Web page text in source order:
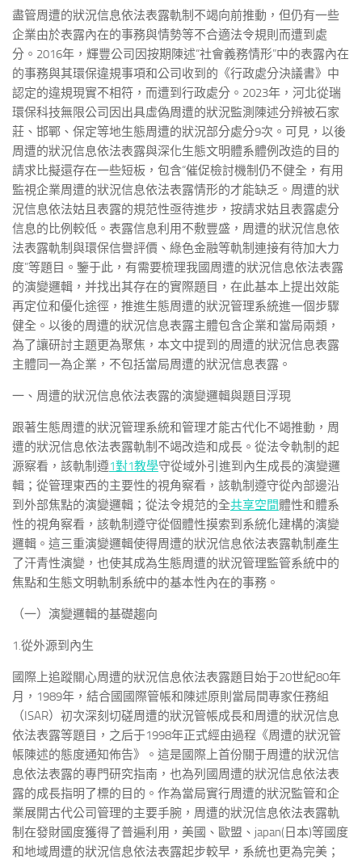
盡管周遭的狀況信息依法表露軌制不竭向前推動，但仍有一些
企業由於表露內在的事務與情勢等不合適法令規則而遭到處
分。2016年，輝豐公司因按期陳述“社會義務情形”中的表露內在
的事務與其環保違規事項和公司收到的《行政處分決議書》中
認定的違規現實不相符，而遭到行政處分。2023年，河北從瑞
環保科技無限公司因出具虛偽周遭的狀況監測陳述分辨被石家
莊、邯鄲、保定等地生態周遭的狀況部分處分9次。可見，以後
周遭的狀況信息依法表露與深化生態文明體系體例改造的目的
請求比擬還存在一些短板，包含“催促檢討機制仍不健全，有用
監視企業周遭的狀況信息依法表露情形的才能缺乏。周遭的狀
況信息依法姑且表露的規范性亟待進步，按請求姑且表露處分
信息的比例較低。表露信息利用不敷豐盛，周遭的狀況信息依
法表露軌制與環保信譽評價、綠色金融等軌制連接有待加大力
度”等題目。鑒于此，有需要梳理我國周遭的狀況信息依法表露
的演變邏輯，并找出其存在的實際題目，在此基本上提出效能
再定位和優化途徑，推進生態周遭的狀況管理系統進一個步驟
健全。以後的周遭的狀況信息表露主體包含企業和當局兩類，
為了讓研討主題更為聚焦，本文中提到的周遭的狀況信息表露
主體同一為企業，不包括當局周遭的狀況信息表露。
一、周遭的狀況信息依法表露的演變邏輯與題目浮現
跟著生態周遭的狀況管理系統和管理才能古代化不竭推動，周
遭的狀況信息依法表露軌制不竭改造和成長。從法令軌制的起
源察看，該軌制遵1對1教學守從域外引進到內生成長的演變邏
輯；從管理東西的主要性的視角察看，該軌制遵守從內部邊沿
到外部焦點的演變邏輯；從法令規范的全共享空間體性和體系
性的視角察看，該軌制遵守從個體性摸索到系統化建構的演變
邏輯。這三重演變邏輯使得周遭的狀況信息依法表露軌制產生
了汗青性演變，也使其成為生態周遭的狀況管理監管系統中的
焦點和生態文明軌制系統中的基本性內在的事務。
（一）演變邏輯的基礎趨向
1.從外源到內生
國際上追蹤關心周遭的狀況信息依法表露題目始于20世紀80年
月，1989年，結合國國際管帳和陳述原則當局間專家任務組
（ISAR）初次深刻切磋周遭的狀況管帳成長和周遭的狀況信息
依法表露等題目，之后于1998年正式經由過程《周遭的狀況管
帳陳述的態度通知佈告》。這是國際上首份關于周遭的狀況信
息依法表露的專門研究指南，也為列國周遭的狀況信息依法表
露的成長指明了標的目的。作為當局實行周遭的狀況監管和企
業展開古代公司管理的主要手腕，周遭的狀況信息依法表露軌
制在發財國度獲得了普遍利用，美國、歐盟、japan(日本)等國度
和地域周遭的狀況信息依法表露起步較早，系統也更為完美；